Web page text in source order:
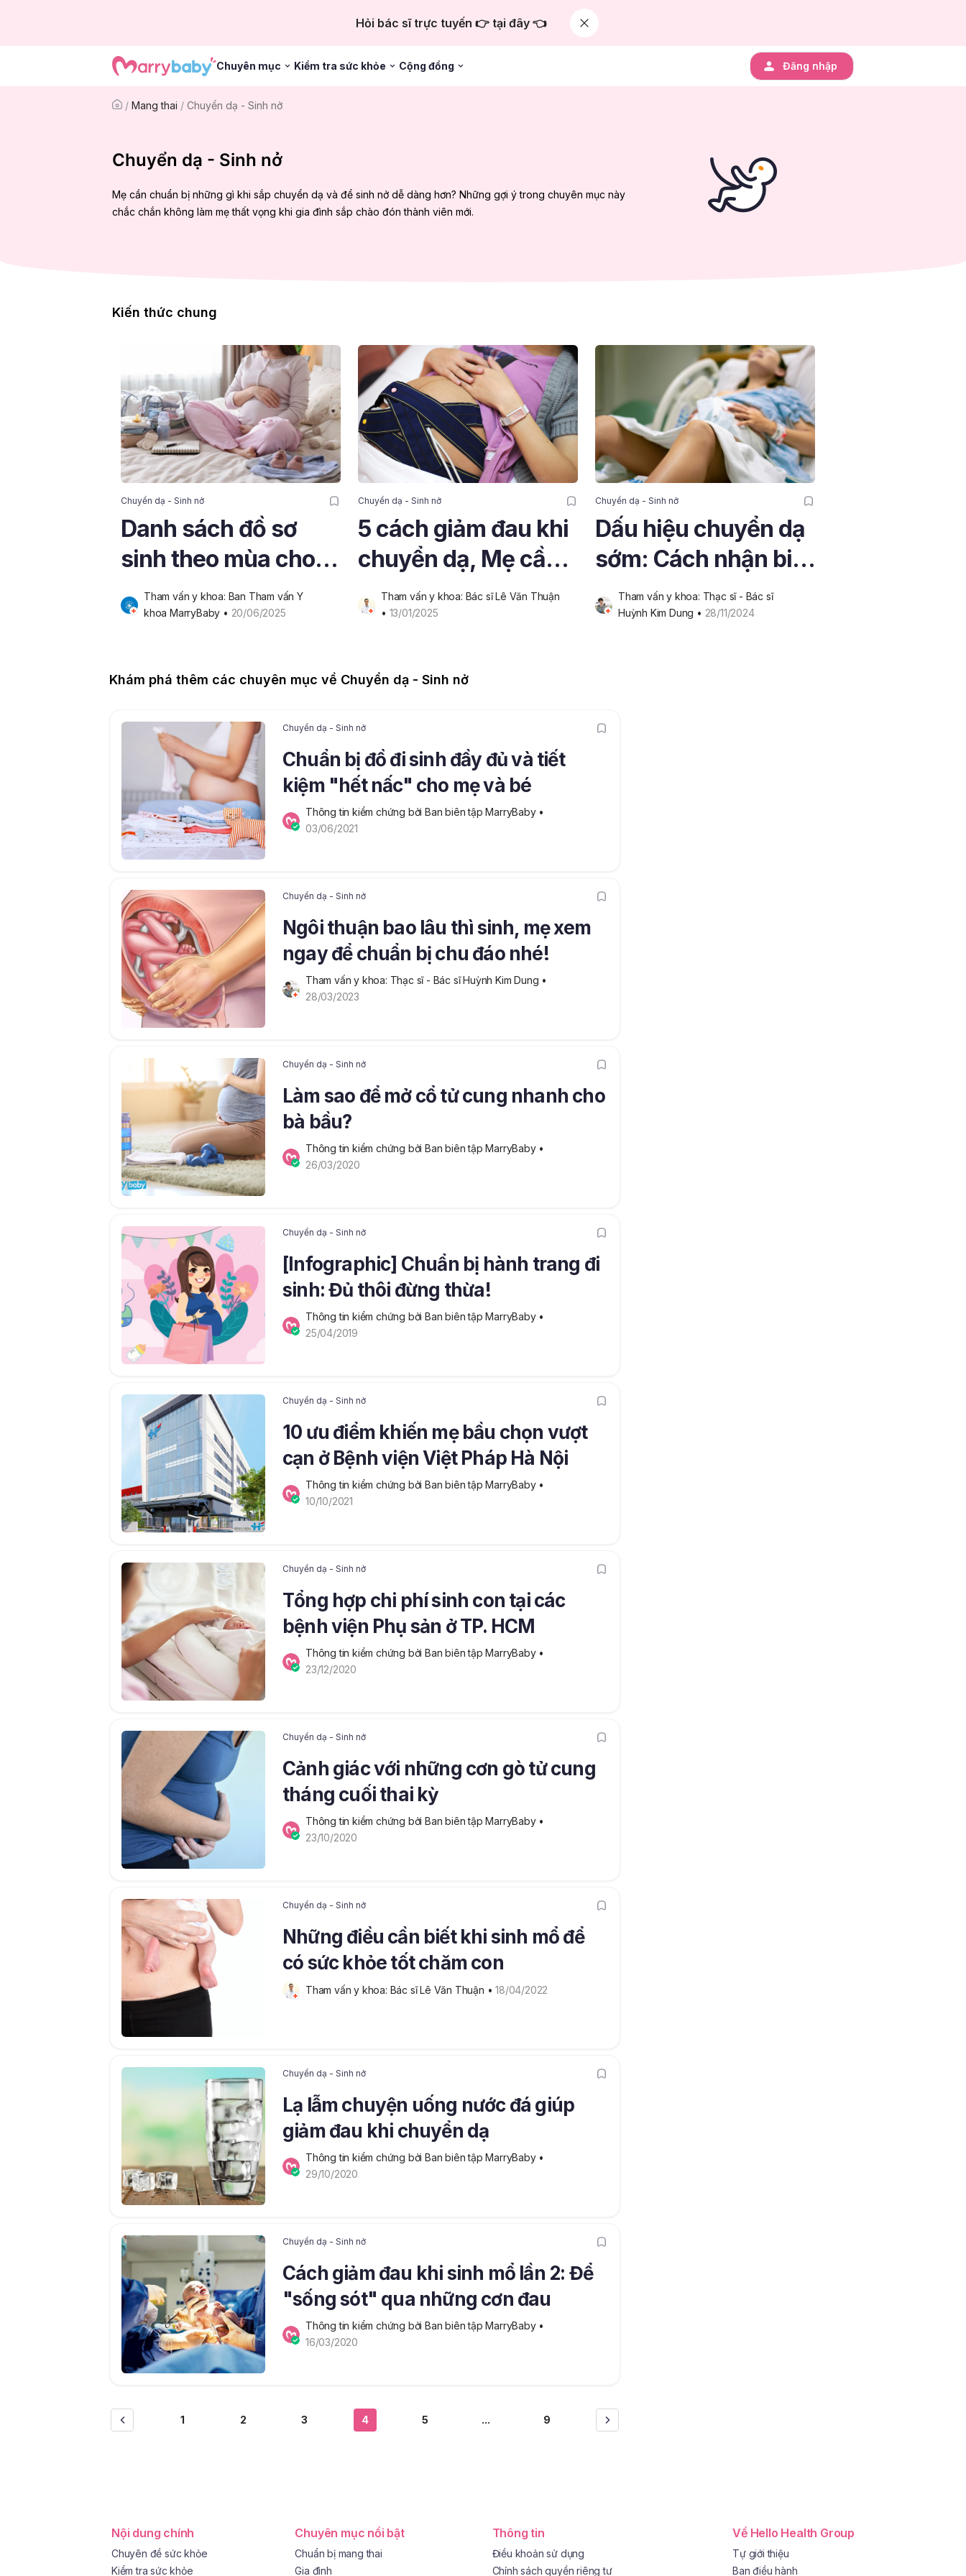
Hỏi bác sĩ trực tuyến 👉 tại đây 👈
Chuyên mục Kiểm tra sức khỏe Cộng đồng Đăng nhập
/ Mang thai / Chuyển dạ - Sinh nở
Chuyển dạ - Sinh nở
Mẹ cần chuẩn bị những gì khi sắp chuyển dạ và để sinh nở dễ dàng hơn? Những gợi ý trong chuyên mục này
chắc chắn không làm mẹ thất vọng khi gia đình sắp chào đón thành viên mới.
Kiến thức chung
Chuyển dạ - Sinh nở
Danh sách đồ sơ
sinh theo mùa cho
mẹ bầu đón con yêu
Tham vấn y khoa: Ban Tham vấn Y
khoa MarryBaby • 20/06/2025
Chuyển dạ - Sinh nở
5 cách giảm đau khi
chuyển dạ, Mẹ cần
biết để vượt cạn dễ
dàng
Tham vấn y khoa: Bác sĩ Lê Văn Thuận
• 13/01/2025
Chuyển dạ - Sinh nở
Dấu hiệu chuyển dạ
sớm: Cách nhận biết
và chuẩn bị an toàn
cho mẹ bầu
Tham vấn y khoa: Thạc sĩ - Bác sĩ
Huỳnh Kim Dung • 28/11/2024
Khám phá thêm các chuyên mục về Chuyển dạ - Sinh nở
Chuyển dạ - Sinh nở
Chuẩn bị đồ đi sinh đầy đủ và tiết
kiệm "hết nấc" cho mẹ và bé
Thông tin kiểm chứng bởi Ban biên tập MarryBaby
03/06/2021
Chuyển dạ - Sinh nở
Ngôi thuận bao lâu thì sinh, mẹ xem
ngay để chuẩn bị chu đáo nhé!
Tham vấn y khoa: Thạc sĩ - Bác sĩ Huỳnh Kim Dung
28/03/2023
Chuyển dạ - Sinh nở
Làm sao để mở cổ tử cung nhanh cho
bà bầu?
Thông tin kiểm chứng bởi Ban biên tập MarryBaby
26/03/2020
Chuyển dạ - Sinh nở
[Infographic] Chuẩn bị hành trang đi
sinh: Đủ thôi đừng thừa!
Thông tin kiểm chứng bởi Ban biên tập MarryBaby
25/04/2019
Chuyển dạ - Sinh nở
10 ưu điểm khiến mẹ bầu chọn vượt
cạn ở Bệnh viện Việt Pháp Hà Nội
Thông tin kiểm chứng bởi Ban biên tập MarryBaby
10/10/2021
Chuyển dạ - Sinh nở
Tổng hợp chi phí sinh con tại các
bệnh viện Phụ sản ở TP. HCM
Thông tin kiểm chứng bởi Ban biên tập MarryBaby
23/12/2020
Chuyển dạ - Sinh nở
Cảnh giác với những cơn gò tử cung
tháng cuối thai kỳ
Thông tin kiểm chứng bởi Ban biên tập MarryBaby
23/10/2020
Chuyển dạ - Sinh nở
Những điều cần biết khi sinh mổ để
có sức khỏe tốt chăm con
Tham vấn y khoa: Bác sĩ Lê Văn Thuận • 18/04/2022
Chuyển dạ - Sinh nở
Lạ lẫm chuyện uống nước đá giúp
giảm đau khi chuyển dạ
Thông tin kiểm chứng bởi Ban biên tập MarryBaby
29/10/2020
Chuyển dạ - Sinh nở
Cách giảm đau khi sinh mổ lần 2: Để
"sống sót" qua những cơn đau
Thông tin kiểm chứng bởi Ban biên tập MarryBaby
16/03/2020
1 2 3 4 5 ... 9
Nội dung chính
Chuyên đề sức khỏe
Kiểm tra sức khỏe
Chuyên mục nổi bật
Chuẩn bị mang thai
Gia đình
Thông tin
Điều khoản sử dụng
Chính sách quyền riêng tư
Về Hello Health Group
Tự giới thiệu
Ban điều hành